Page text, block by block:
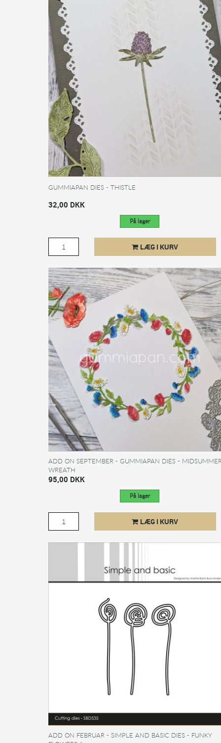
GUMMIAPAN DIES - THISTLE
32,00 DKK
På lager
LÆG I KURV
ADD ON SEPTEMBER - GUMMIAPAN DIES -
WREATH
95,00 DKK
På lager
LÆG I KURV
ADD ON FEBRUAR - SIMPLE AND BASIC DIES - FUNKY